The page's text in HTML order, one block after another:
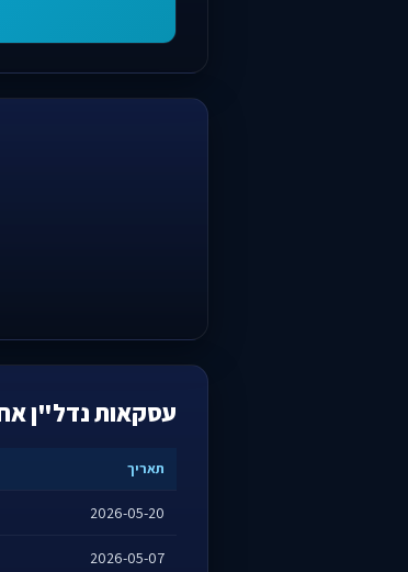
עסקאות נדל"ן
תאריך
2026-05-20
2026-05-07